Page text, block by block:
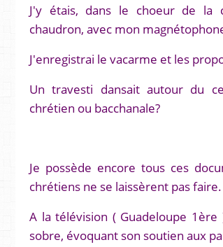
J'y étais, dans le choeur de la
chaudron, avec mon
J'enregistrai le vacarme et les
Un travesti dansait autour du
chrétien ou bacchanale?
Je possède encore tous ces
chrétiens ne se laissèrent pas faire.
A la télévision ( Guadeloupe
sobre, évoquant son soutien aux